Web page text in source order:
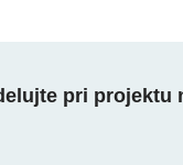
pri projektu